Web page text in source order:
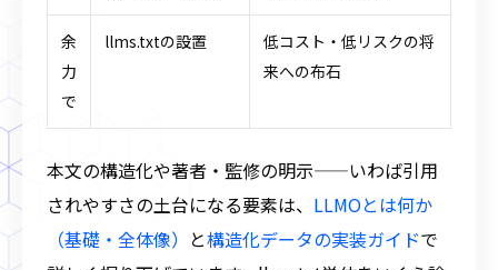
余
力
で
llms.txtの設置
低コスト・低リスクの将
来への布石
本文の構造化や著者・監修の明示——いわば引用
されやすさの土台になる要素は、 LLMOとは何か
（基礎・全体像） と構造化データの実装ガイドで